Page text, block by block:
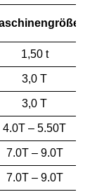
1,50 t
3,0 T
3,0 T
4.0T – 5.50T
7.0T – 9.0T
7.0T – 9.0T